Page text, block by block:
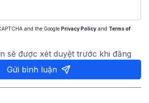
and the Google Privacy Policy and Terms of
sẽ được xét duyệt trước khi đăng
Gửi bình luận